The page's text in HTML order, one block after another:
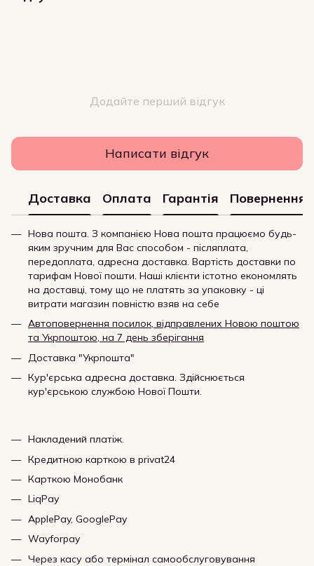
Додайте перший відгук
Написати відгук
Доставка Оплата Гарантія Повернення
Нова пошта. З компанією Нова пошта працюємо будь-
яким зручним для Вас способом - післяплата,
передоплата, адресна доставка. Вартість доставки по
тарифам Нової пошти. Наші клієнти істотно економлять
на доставці, тому що не платять за упаковку - ці
витрати магазин повністю взяв на себе
Автоповернення посилок, відправлених Новою поштою
та Укрпоштою, на 7 день зберігання
Доставка "Укрпошта"
Кур'єрська адресна доставка. Здійснюється
кур'єрською службою Нової Пошти.
Накладений платіж.
Кредитною карткою в privat24
Карткою Монобанк
LiqPay
ApplePay, GooglePay
Wayforpay
Через касу або термінал самообслуговування